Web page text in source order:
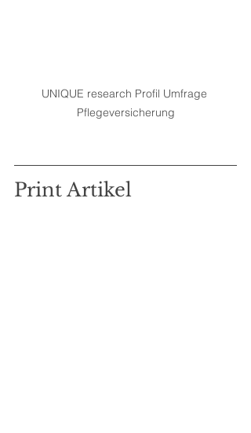
UNIQUE research Profil Umfrage
Pflegeversicherung
Print Artikel